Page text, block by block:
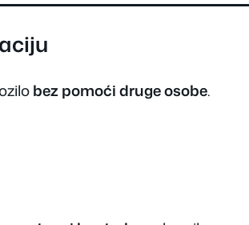
bez pomoći druge osobe.